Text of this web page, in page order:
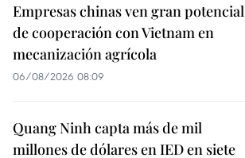
Empresas chinas ven gran potencial
de cooperación con Vietnam en
mecanización agrícola
06/08/2026 08:09
Quang Ninh capta más de mil
millones de dólares en IED en siete